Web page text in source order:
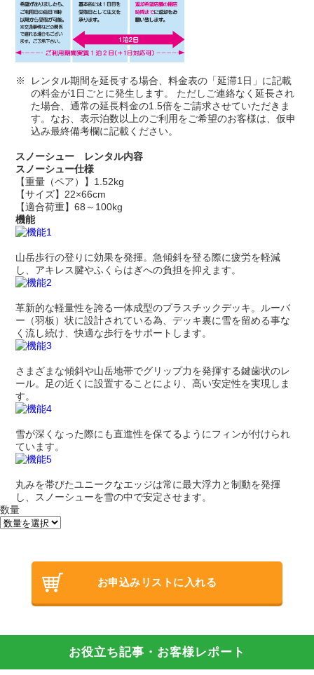
レンタル期間を延長する場合、料金表の「延滞1日」に記載
の料金が1日ごとに発生します。 ただしご連絡なく延長され
た場合、通常の延長料金の1.5倍をご請求させていただきま
す。なお、表示泊数以上のご利用をご希望のお客様は、仮申
込み最終備考欄に記載ください。
スノーシュー レンタル内容
スノーシュー仕様
【重量（ペア）】1.52kg
【サイズ】22×66cm
【適合荷重】68～100kg
機能
山岳歩行の登りに効果を発揮。急傾斜を登る際に疲労を軽減
し、アキレス腱やふくらはぎへの負担を抑えます。
革新的な軽量性を誇る一体成型のプラスチックデッキ。ルーバ
ー（羽板）状に設計されている為、デッキ裏に雪を留める事な
く流し続け、快適な歩行をサポートします。
さまざまな傾斜や山岳地帯でグリップ力を発揮する鍵歯状のレ
ール。足の近くに設置することにより、高い安定性を実現しま
す。
雪が深くなった際にも直進性を保てるようにフィンが付けられ
ています。
丸みを帯びたユニークなエッジは常に最大浮力と制動を発揮
し、スノーシューを雪の中で安定させます。
数量
お申込みリストに入れる
お役立ち記事・お客様レポート